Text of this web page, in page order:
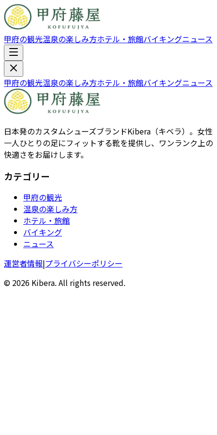
甲府の観光温泉の楽しみ方ホテル・旅館バイキングニュース
甲府の観光温泉の楽しみ方ホテル・旅館バイキングニュース
日本発のカスタムシューズブランドKibera（キベラ）。女性
一人ひとりの足にフィットする靴を提供し、ワンランク上の
快適さをお届けします。
カテゴリー
甲府の観光
温泉の楽しみ方
ホテル・旅館
バイキング
ニュース
運営者情報|プライバシーポリシー
© 2026 Kibera. All rights reserved.